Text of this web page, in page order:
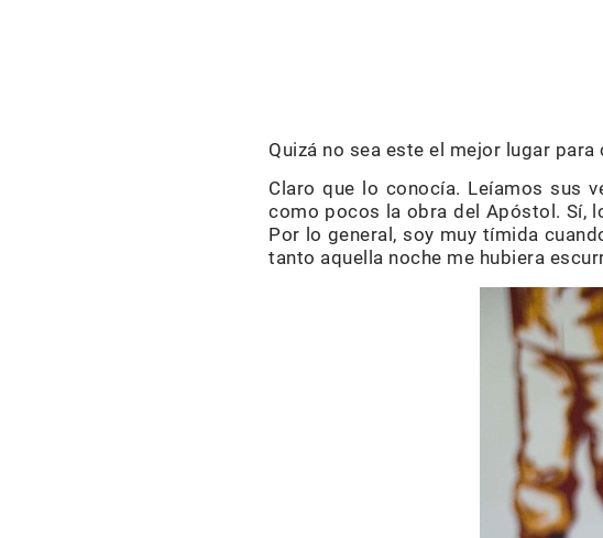
Quizá no sea este el mejor lugar
Claro que lo conocía. Leíamos sus
como pocos la obra del Apóstol. Sí,
Por lo general, soy muy tímida
tanto aquella noche me hubiera